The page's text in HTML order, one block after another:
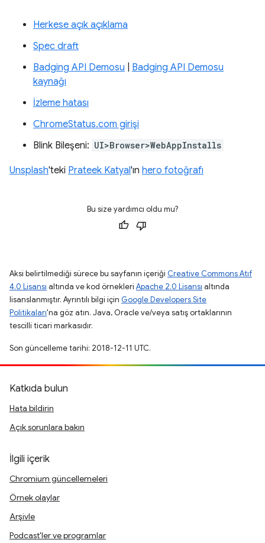
Herkese açık açıklama
Spec draft
Badging API Demosu
Badging API Demosu
kaynağı
İzleme hatası
ChromeStatus.com girişi
Blink Bileşeni: UI>Browser>WebAppInstalls
Unsplash'teki Prateek Katyal'ın hero fotoğrafı
Bu size yardımcı oldu mu?
Aksi belirtilmediği sürece bu sayfanın içeriği Creative Commons Atıf
4.0 Lisansı altında ve kod örnekleri Apache 2.0 Lisansı altında
lisanslanmıştır. Ayrıntılı bilgi için Google Developers Site
Politikaları'na göz atın. Java, Oracle ve/veya satış ortaklarının
tescilli ticari markasıdır.
Son güncelleme tarihi: 2018-12-11 UTC.
Katkıda bulun
Hata bildirin
Açık sorunlara bakın
İlgili içerik
Chromium güncellemeleri
Örnek olaylar
Arşivle
Podcast'ler ve programlar